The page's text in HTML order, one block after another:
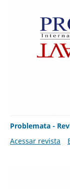
Problemata -
Acessar revista